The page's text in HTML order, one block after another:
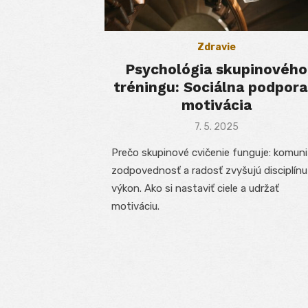
Zdravie
Psychológia skupinového
tréningu: Sociálna
motivácia
Posted
7. 5. 2025
Prečo skupinové cvičenie funguje:
zodpovednosť a radosť zvyšujú
výkon. Ako si nastaviť ciele a udržať
motiváciu.